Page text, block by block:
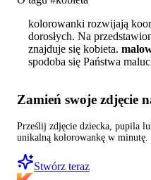
kolorowanki rozwijają
dorosłych. Na
znajduje się kobieta.
spodoba się Państwa
Zamień swoje zdjęcie
Prześlij zdjęcie dziecka, pupila
unikalną kolorowankę w minutę.
Stwórz teraz